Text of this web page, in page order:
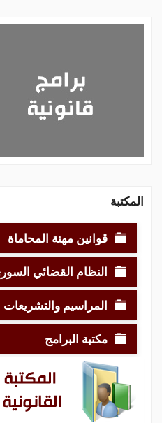
المكتبة
قوانين مهنة المحاماة
النظام القضائي
المراسيم والتشريعات
مكتبة البرامج